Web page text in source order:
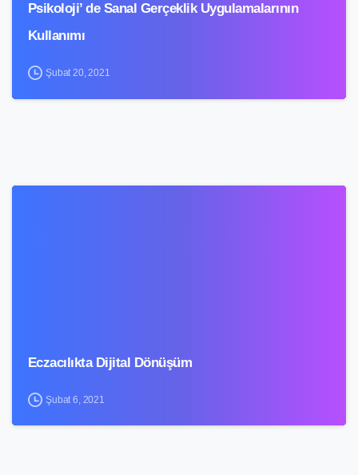
Psikoloji’ de Sanal Gerçeklik Uygulamalarının
Kullanımı
Şubat 20, 2021
Eczacılıkta Dijital Dönüşüm
Şubat 6, 2021